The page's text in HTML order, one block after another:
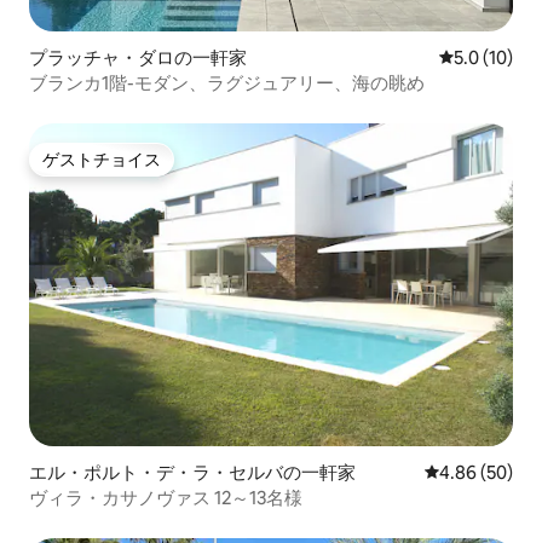
プラッチャ・ダロの一軒家 レビュー10
5.0 (10)
ブランカ1階-モダン、ラグジュアリー、海の眺め
ゲストチョイス
ゲストチョイス
エル・ポルト・デ・ラ・セルバの一軒家 レビュー50
4.86 (50)
ヴィラ・カサノヴァス 12～13名様